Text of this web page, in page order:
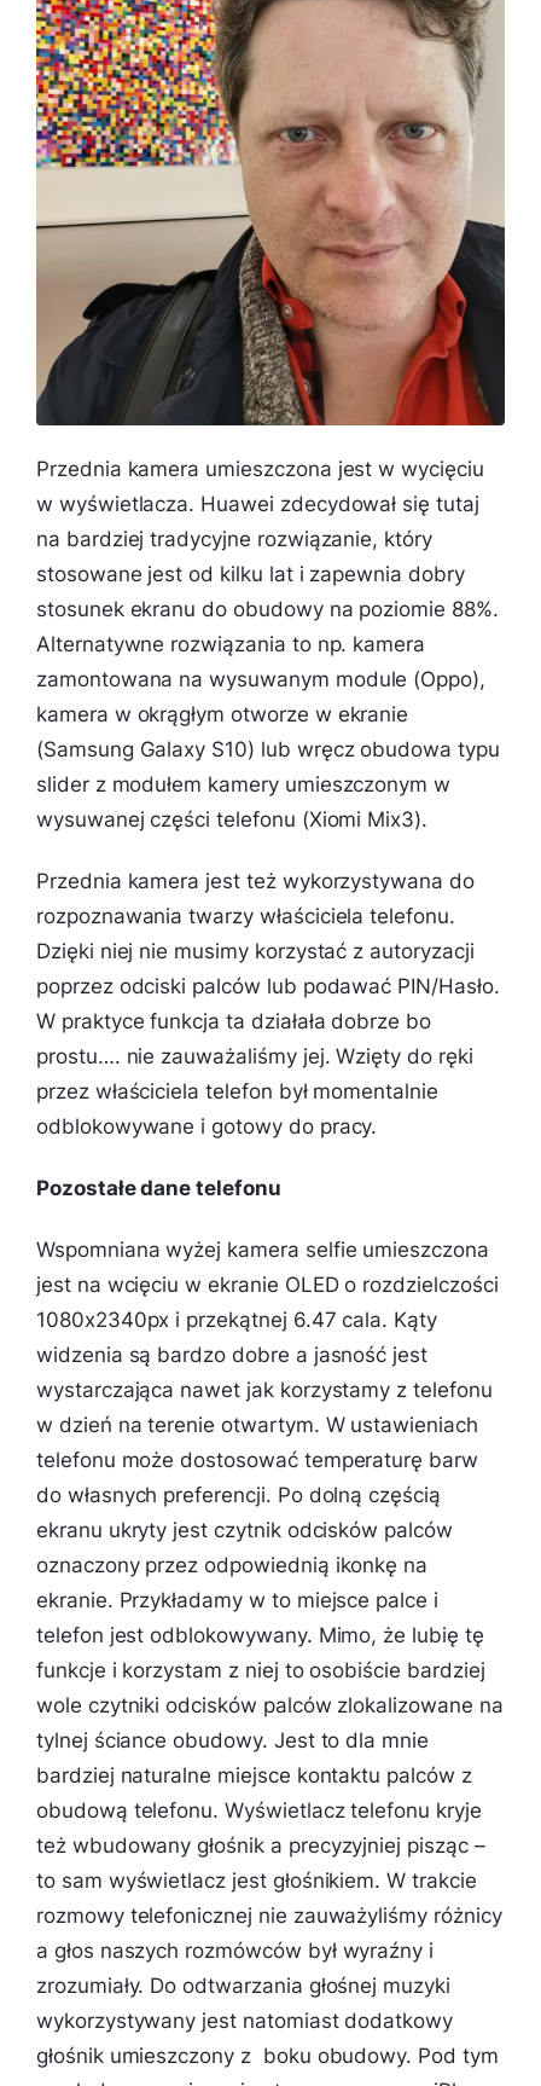
Przednia kamera umieszczona jest w wycięciu
w wyświetlacza. Huawei zdecydował się tutaj
na bardziej tradycyjne rozwiązanie, który
stosowane jest od kilku lat i zapewnia dobry
stosunek ekranu do obudowy na poziomie 88%.
Alternatywne rozwiązania to np. kamera
zamontowana na wysuwanym module (Oppo),
kamera w okrągłym otworze w ekranie
(Samsung Galaxy S10) lub wręcz obudowa typu
slider z modułem kamery umieszczonym w
wysuwanej części telefonu (Xiomi Mix3).
Przednia kamera jest też wykorzystywana do
rozpoznawania twarzy właściciela telefonu.
Dzięki niej nie musimy korzystać z autoryzacji
poprzez odciski palców lub podawać PIN/Hasło.
W praktyce funkcja ta działała dobrze bo
prostu…. nie zauważaliśmy jej. Wzięty do ręki
przez właściciela telefon był momentalnie
odblokowywane i gotowy do pracy.
Pozostałe dane telefonu
Wspomniana wyżej kamera selfie umieszczona
jest na wcięciu w ekranie OLED o rozdzielczości
1080x2340px i przekątnej 6.47 cala. Kąty
widzenia są bardzo dobre a jasność jest
wystarczająca nawet jak korzystamy z telefonu
w dzień na terenie otwartym. W ustawieniach
telefonu może dostosować temperaturę barw
do własnych preferencji. Po dolną częścią
ekranu ukryty jest czytnik odcisków palców
oznaczony przez odpowiednią ikonkę na
ekranie. Przykładamy w to miejsce palce i
telefon jest odblokowywany. Mimo, że lubię tę
funkcje i korzystam z niej to osobiście bardziej
wole czytniki odcisków palców zlokalizowane na
tylnej ściance obudowy. Jest to dla mnie
bardziej naturalne miejsce kontaktu palców z
obudową telefonu. Wyświetlacz telefonu kryje
też wbudowany głośnik a precyzyjniej pisząc –
to sam wyświetlacz jest głośnikiem. W trakcie
rozmowy telefonicznej nie zauważyliśmy różnicy
a głos naszych rozmówców był wyraźny i
zrozumiały. Do odtwarzania głośnej muzyki
wykorzystywany jest natomiast dodatkowy
głośnik umieszczony z boku obudowy. Pod tym